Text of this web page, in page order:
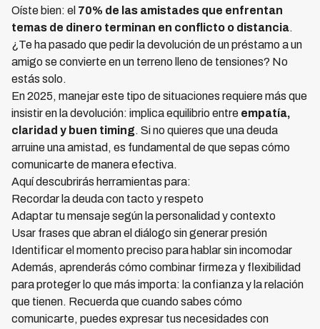
Oíste bien: el 70% de las amistades que enfrentan
temas de dinero terminan en conflicto o distancia.
¿Te ha pasado que pedir la devolución de un préstamo a un
amigo se convierte en un terreno lleno de tensiones? No
estás solo.
En 2025, manejar este tipo de situaciones requiere más que
insistir en la devolución: implica equilibrio entre empatía,
claridad y buen timing. Si no quieres que una deuda
arruine una amistad, es fundamental de que sepas cómo
comunicarte de manera efectiva.
Aquí descubrirás herramientas para:
Recordar la deuda con tacto y respeto
Adaptar tu mensaje según la personalidad y contexto
Usar frases que abran el diálogo sin generar presión
Identificar el momento preciso para hablar sin incomodar
Además, aprenderás cómo combinar firmeza y flexibilidad
para proteger lo que más importa: la confianza y la relación
que tienen. Recuerda que cuando sabes cómo
comunicarte, puedes expresar tus necesidades con